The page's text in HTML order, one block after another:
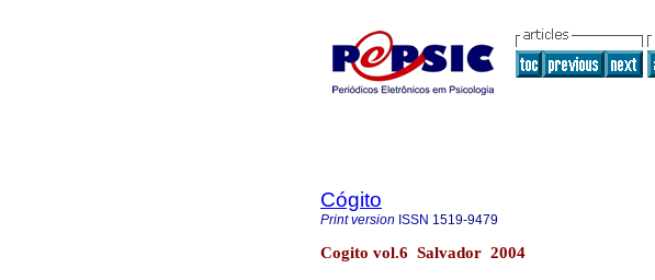
Cógito
Print version ISSN 1519-9479
Cogito vol.6 Salvador 2004